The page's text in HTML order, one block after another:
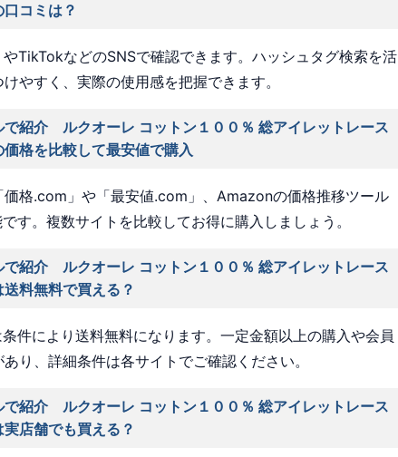
コミは？
TikTokなどのSNSで確認できます。ハッシュタグ検索を活
やすく、実際の使用感を把握できます。
で紹介 ルクオーレ コットン１００％ 総アイレットレース
格を比較して最安値で購入
格.com」や「最安値.com」、Amazonの価格推移ツール
す。複数サイトを比較してお得に購入しましょう。
で紹介 ルクオーレ コットン１００％ 総アイレットレース
料無料で買える？
件により送料無料になります。一定金額以上の購入や会員
り、詳細条件は各サイトでご確認ください。
で紹介 ルクオーレ コットン１００％ 総アイレットレース
店舗でも買える？